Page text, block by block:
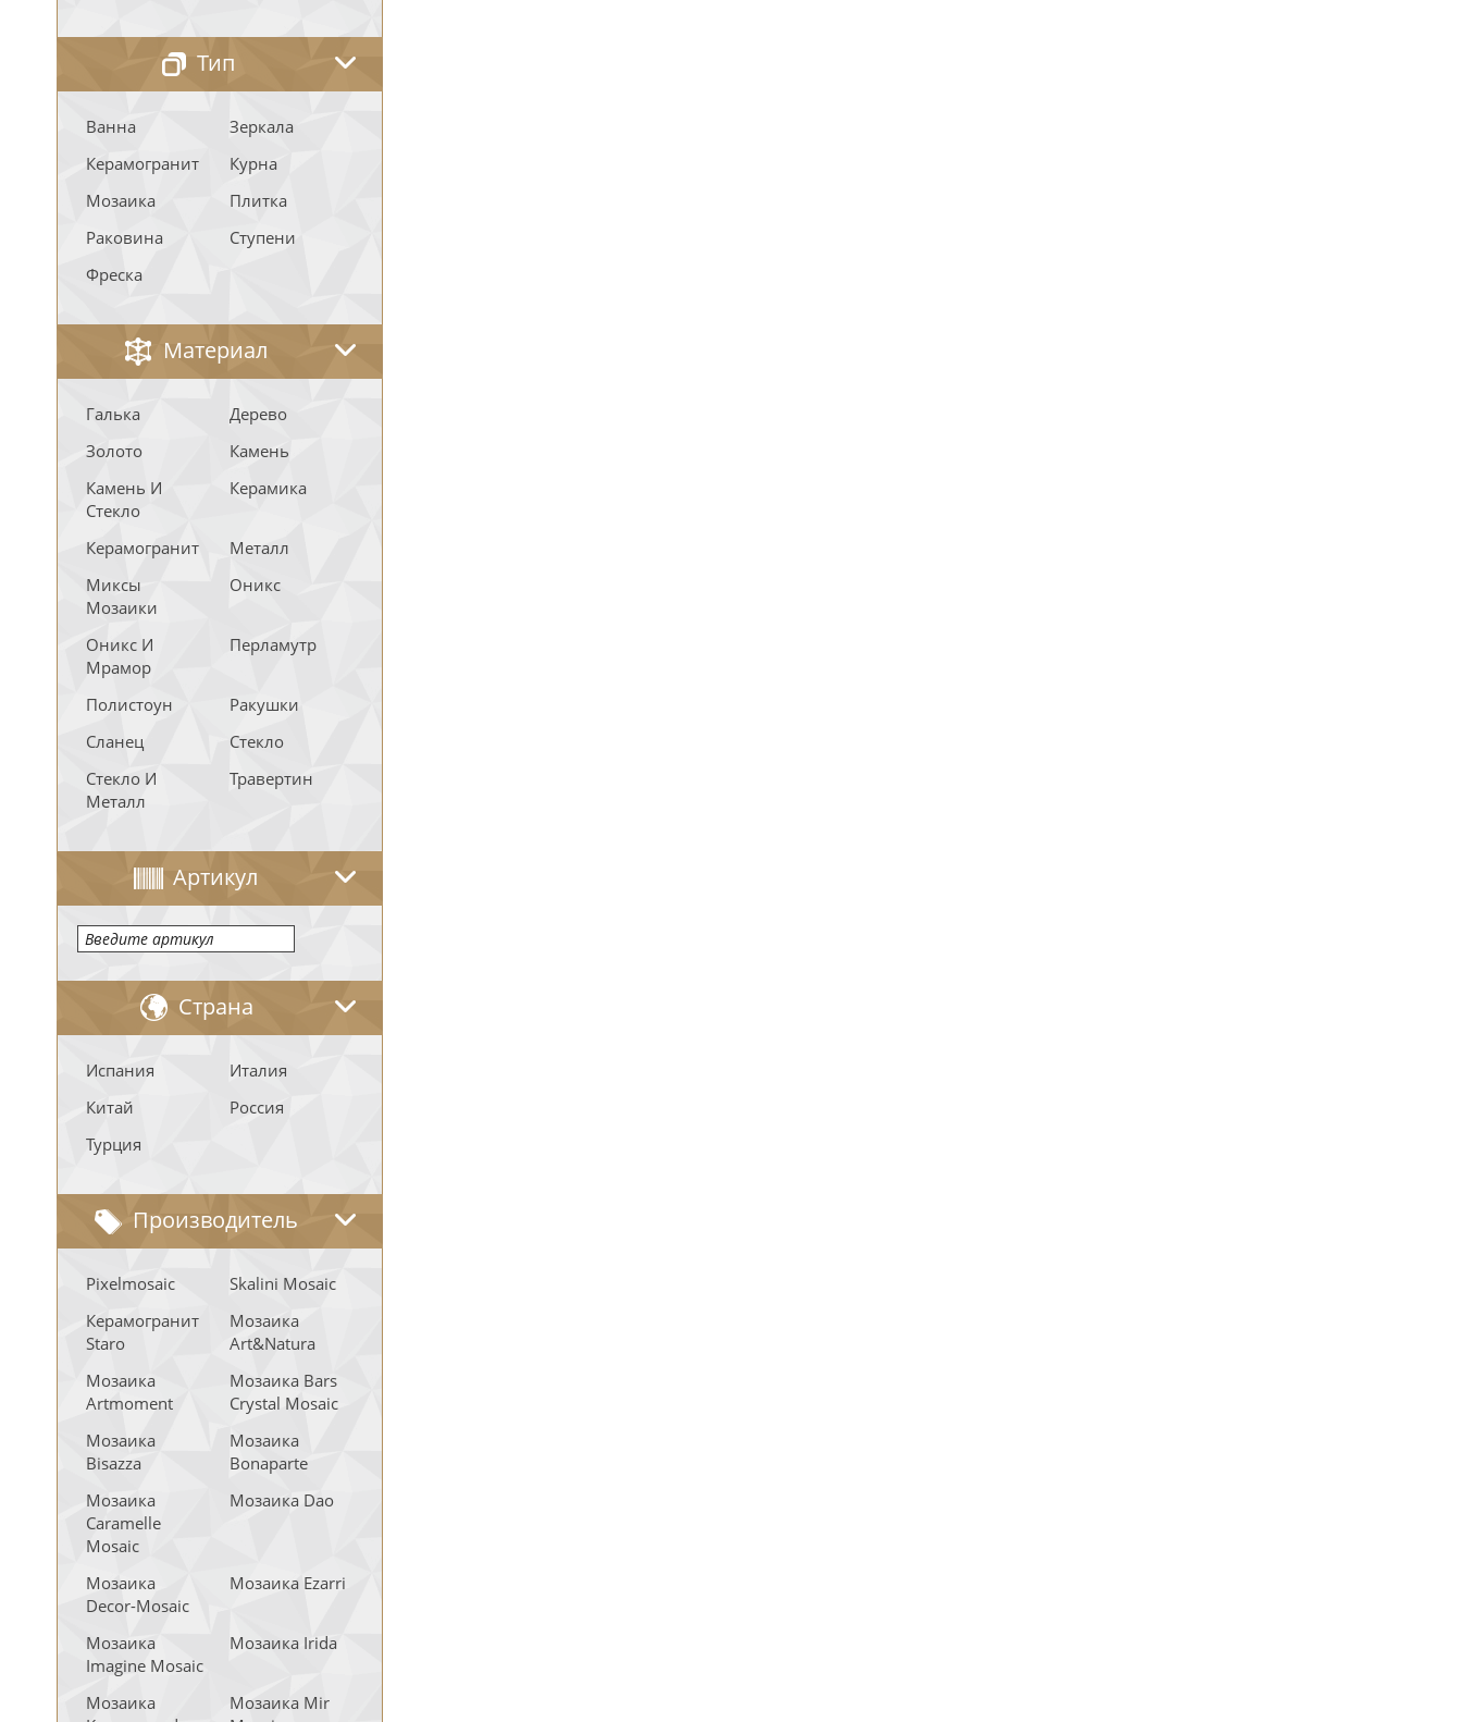
Тип
Ванна
Зеркала
Керамогранит
Курна
Мозаика
Плитка
Раковина
Ступени
Фреска
Материал
Галька
Дерево
Золото
Камень
Камень И
Стекло
Керамика
Керамогранит
Металл
Миксы
Мозаики
Оникс
Оникс И
Мрамор
Перламутр
Полистоун
Ракушки
Сланец
Стекло
Стекло И
Металл
Травертин
Артикул
Страна
Испания
Италия
Китай
Россия
Турция
Производитель
Pixelmosaic
Skalini Mosaic
Керамогранит
Staro
Мозаика
Art&Natura
Мозаика
Artmoment
Мозаика Bars
Crystal Mosaic
Мозаика
Bisazza
Мозаика
Bonaparte
Мозаика
Caramelle
Mosaic
Мозаика Dao
Мозаика
Decor-Mosaic
Мозаика Ezarri
Мозаика
Imagine Mosaic
Мозаика Irida
Мозаика
Мозаика Mir